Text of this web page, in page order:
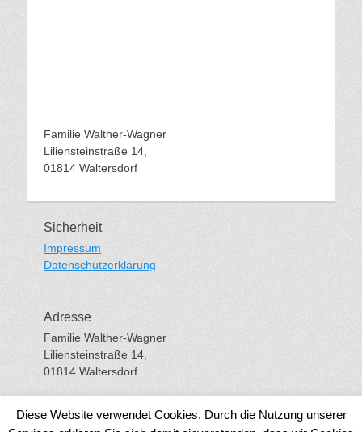
Familie Walther-Wagner
Liliensteinstraße 14,
01814 Waltersdorf
Sicherheit
Impressum
Datenschutzerklärung
Adresse
Familie Walther-Wagner
Liliensteinstraße 14,
01814 Waltersdorf
Diese Website verwendet Cookies. Durch die Nutzung unserer